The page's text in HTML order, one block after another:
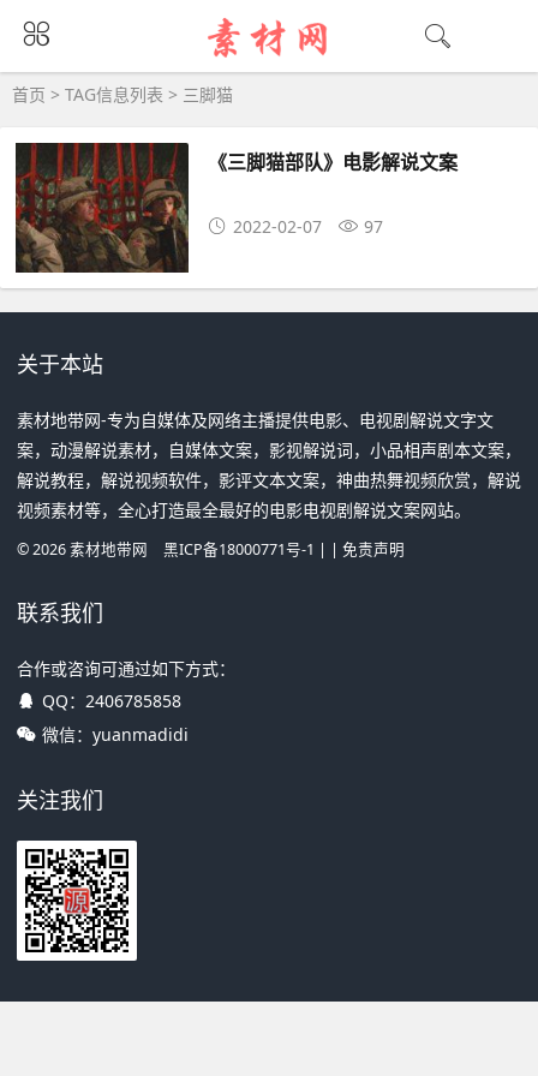
三脚猫大全 - 三脚猫相关资源下载
首页 > TAG信息列表 > 三脚猫
《三脚猫部队》电影解说文案
2022-02-07 97
关于本站
素材地带网-专为自媒体及网络主播提供电影、电视剧解说文字文
案，动漫解说素材，自媒体文案，影视解说词，小品相声剧本文案，
解说教程，解说视频软件，影评文本文案，神曲热舞视频欣赏，解说
视频素材等，全心打造最全最好的电影电视剧解说文案网站。
©2026素材地带网 黑ICP备18000771号-1 | | 免责声明
联系我们
合作或咨询可通过如下方式：
QQ： 2406785858
微信：yuanmadidi
关注我们